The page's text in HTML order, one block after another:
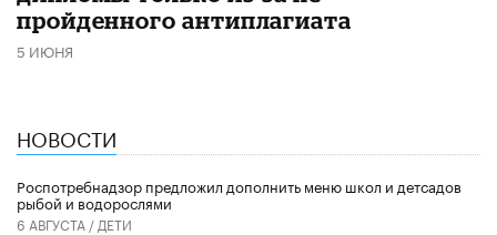
пройденного антиплагиата
5 ИЮНЯ
НОВОСТИ
Роспотребнадзор предложил дополнить меню школ и детсадов
рыбой и водорослями
6 АВГУСТА / ДЕТИ